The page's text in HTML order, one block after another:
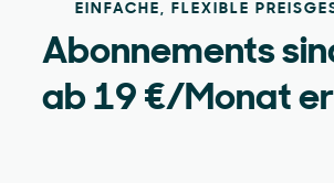
EINFACHE, FLEXIBLE
Abonnements
ab 19 €/Monat